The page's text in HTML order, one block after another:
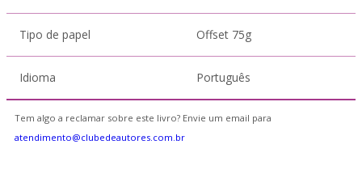
Tipo de papel Offset 75g
Idioma Português
Tem algo a reclamar sobre este livro? Envie um email para
atendimento@clubedeautores.com.br